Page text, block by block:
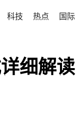
科技 热点 国际
细解